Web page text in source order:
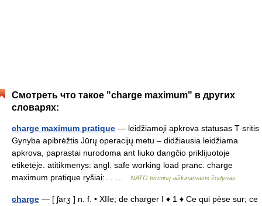
Смотреть что такое "charge maximum" в других
словарях:
charge maximum pratique — leidžiamoji apkrova statusas T sritis
Gynyba apibrėžtis Jūrų operacijų metu – didžiausia leidžiama
apkrova, paprastai nurodoma ant liuko dangčio priklijuotoje
etiketėje. atitikmenys: angl. safe working load pranc. charge
maximum pratique ryšiai:… …
NATO terminų aiškinamasis žodynas
charge — [ ʃarʒ ] n. f. • XIIe; de charger I ♦ 1 ♦ Ce qui pèse sur; ce